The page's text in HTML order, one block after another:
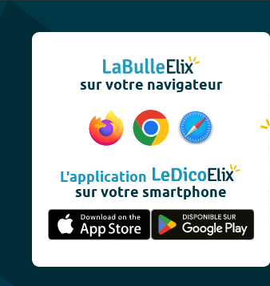
sur votre navigateur
L'application
sur votre smartphone